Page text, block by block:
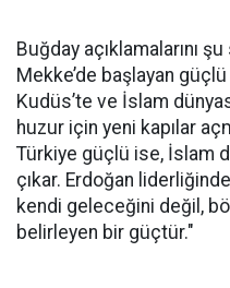
Buğday açıklamalarını
Mekke’de başlayan güçlü
Kudüs’te ve İslam
huzur için yeni kapılar
Türkiye güçlü ise, İslam
çıkar. Erdoğan
kendi geleceğini değil,
belirleyen bir güçtür."